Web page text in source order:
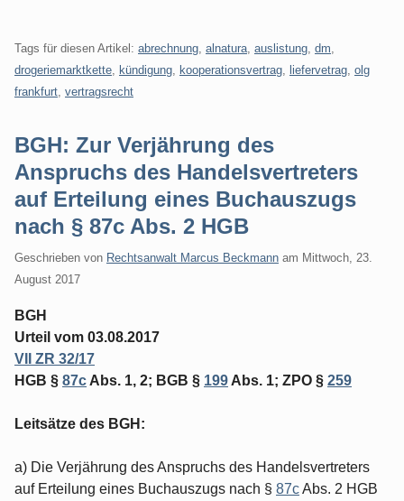
Tags für diesen Artikel: abrechnung alnatura auslistung dm
drogeriemarktkette
kündigung kooperationsvertrag liefervetrag olg
frankfurt vertragsrecht
BGH: Zur Verjährung des
Anspruchs des Handelsvertreters
auf Erteilung eines Buchauszugs
nach § 87c Abs. 2 HGB
Geschrieben von Rechtsanwalt Marcus Beckmann am Mittwoch, 23.
August 2017
BGH
Urteil vom 03.08.2017
VII ZR 32/17
HGB § 87c Abs. 1, 2; BGB § 199 Abs. 1; ZPO § 259
Leitsätze des BGH:
a) Die Verjährung des Anspruchs des Handelsvertreters
auf Erteilung eines Buchauszugs nach § 87cAbs. 2 HGB